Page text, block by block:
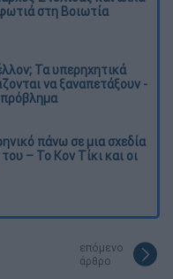
στη Βοιωτία
Τα υπερηχητικά
να ξαναπετάξουν -
πάνω σε μια σχεδία
– Το Κον Τίκι και οι
επόμενο
άρθρο